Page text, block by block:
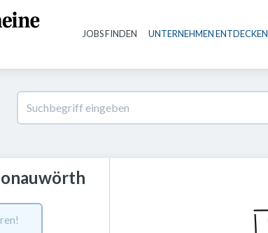
JOBS FINDEN UNTERNEHMEN ENTDECKEN